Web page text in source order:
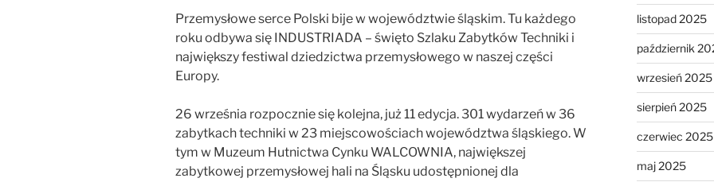
Przemysłowe serce Polski bije w województwie śląskim. Tu każdego
roku odbywa się INDUSTRIADA – święto Szlaku Zabytków Techniki i
największy festiwal dziedzictwa przemysłowego w naszej części
Europy.
26 września rozpocznie się kolejna, już 11 edycja. 301 wydarzeń w 36
zabytkach techniki w 23 miejscowościach województwa śląskiego. W
tym w Muzeum Hutnictwa Cynku WALCOWNIA, największej
zabytkowej przemysłowej hali na Śląsku udostępnionej dla
listopad 2025
październik
wrzesień 2025
sierpień 2025
czerwiec 2025
maj 2025